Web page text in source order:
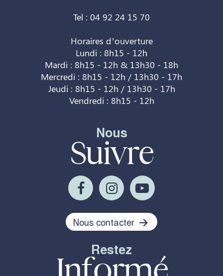
Tel : 04 92 24 15 70
Horaires d’ouverture
Lundi : 8h15 - 12h
Mardi : 8h15 - 12h & 13h30 - 18h
Mercredi : 8h15 - 12h / 13h30 - 17h
Jeudi : 8h15 - 12h / 13h30 - 17h
Vendredi : 8h15 - 12h
Nous
Suivre
Nous contacter
Restez